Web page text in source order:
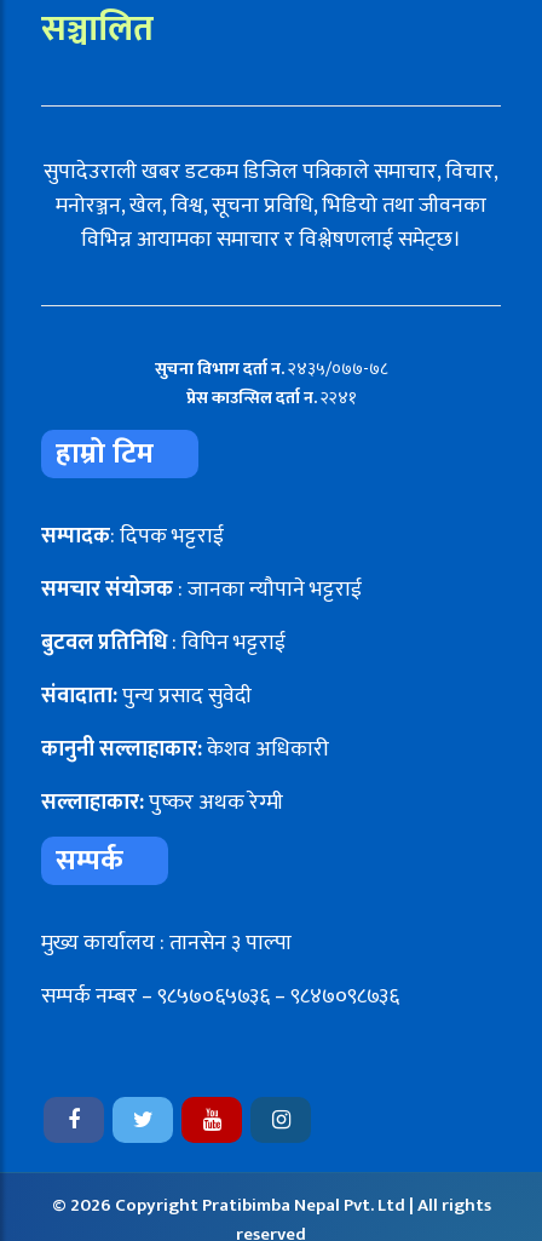
सञ्चालित
सुपादेउराली खबर डटकम डिजिल पत्रिकाले समाचार, विचार,
मनोरञ्जन, खेल, विश्व, सूचना प्रविधि, भिडियो तथा जीवनका
विभिन्न आयामका समाचार र विश्लेषणलाई समेट्छ।
सुचना विभाग दर्ता न.२४३५/०७७-७८
प्रेस काउन्सिल दर्ता न.२२४१
हाम्रो टिम
सम्पादक: दिपक भट्टराई
समचार संयोजक: जानका न्यौपाने भट्टराई
बुटवल प्रतिनिधि: विपिन भट्टराई
संवादाता:पुन्य प्रसाद सुवेदी
कानुनी सल्लाहाकार:केशव अधिकारी
सल्लाहाकार:पुष्कर अथक रेग्मी
सम्पर्क
मुख्य कार्यालय : तानसेन ३ पाल्पा
सम्पर्क नम्बर – ९८५७०६५७३६ – ९८४७०९८७३६
© 2026 Copyright Pratibimba Nepal Pvt. Ltd | All rights
reserved